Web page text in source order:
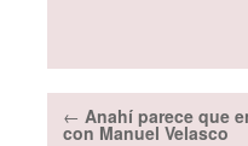
← Anahí parece que
con Manuel Velasco